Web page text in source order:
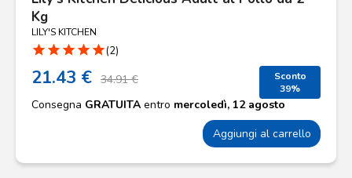
Kg
LILY'S KITCHEN
star star star star star(2)
21.43 € 34.91 €
Sconto
39%
Consegna GRATUITA entro mercoledì, 12 agosto
Aggiungi al carrello